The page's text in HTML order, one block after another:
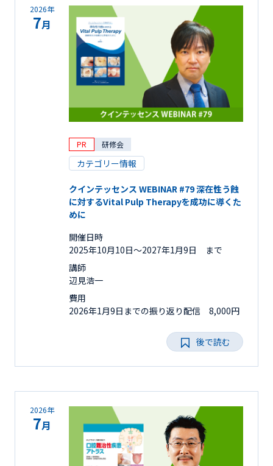
2026年
7月
PR 研修会
カテゴリー情報
クインテッセンス WEBINAR #79 深在性う蝕
に対するVital Pulp Therapyを成功に導くた
めに
開催日時
2025年10月10日〜2027年1月9日 まで
講師
辺見浩一
費用
2026年1月9日までの振り返り配信 8,000円
後で読む
2026年
7月